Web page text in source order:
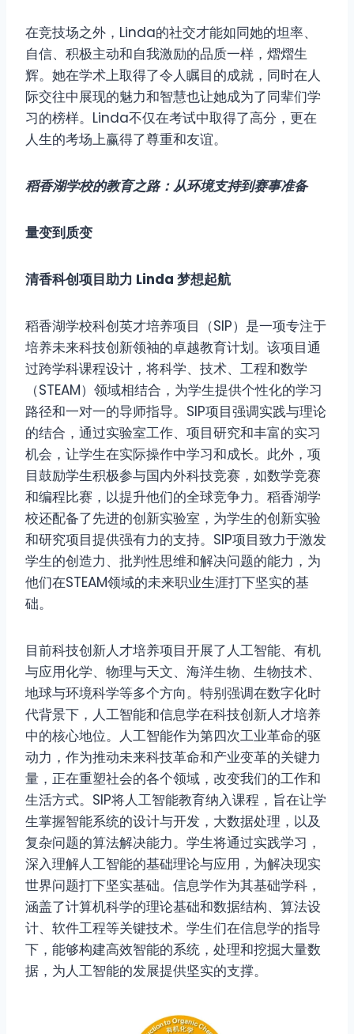
在竞技场之外，Linda的社交才能如同她的坦率、
自信、积极主动和自我激励的品质一样，熠熠生
辉。她在学术上取得了令人瞩目的成就，同时在人
际交往中展现的魅力和智慧也让她成为了同辈们学
习的榜样。Linda不仅在考试中取得了高分，更在
人生的考场上赢得了尊重和友谊。
稻香湖学校的教育之路：从环境支持到赛事准备
量变到质变
清香科创项目助力 Linda 梦想起航
稻香湖学校科创英才培养项目（SIP）是一项专注于
培养未来科技创新领袖的卓越教育计划。该项目通
过跨学科课程设计，将科学、技术、工程和数学
（STEAM）领域相结合，为学生提供个性化的学习
路径和一对一的导师指导。SIP项目强调实践与理论
的结合，通过实验室工作、项目研究和丰富的实习
机会，让学生在实际操作中学习和成长。此外，项
目鼓励学生积极参与国内外科技竞赛，如数学竞赛
和编程比赛，以提升他们的全球竞争力。稻香湖学
校还配备了先进的创新实验室，为学生的创新实验
和研究项目提供强有力的支持。SIP项目致力于激发
学生的创造力、批判性思维和解决问题的能力，为
他们在STEAM领域的未来职业生涯打下坚实的基
础。
目前科技创新人才培养项目开展了人工智能、有机
与应用化学、物理与天文、海洋生物、生物技术、
地球与环境科学等多个方向。特别强调在数字化时
代背景下，人工智能和信息学在科技创新人才培养
中的核心地位。人工智能作为第四次工业革命的驱
动力，作为推动未来科技革命和产业变革的关键力
量，正在重塑社会的各个领域，改变我们的工作和
生活方式。SIP将人工智能教育纳入课程，旨在让学
生掌握智能系统的设计与开发，大数据处理，以及
复杂问题的算法解决能力。学生将通过实践学习，
深入理解人工智能的基础理论与应用，为解决现实
世界问题打下坚实基础。信息学作为其基础学科，
涵盖了计算机科学的理论基础和数据结构、算法设
计、软件工程等关键技术。学生们在信息学的指导
下，能够构建高效智能的系统，处理和挖掘大量数
据，为人工智能的发展提供坚实的支撑。